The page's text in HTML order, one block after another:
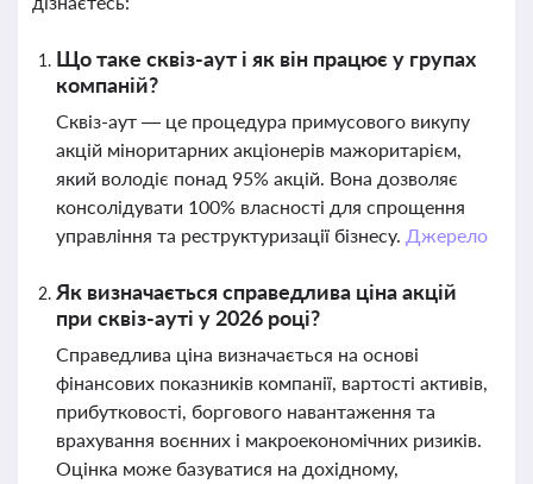
Що таке сквіз-аут і як він працює у групах
компаній?
Сквіз-аут — це процедура примусового викупу
акцій міноритарних акціонерів мажоритарієм,
який володіє понад 95% акцій. Вона дозволяє
консолідувати 100% власності для спрощення
управління та реструктуризації бізнесу. Джерело
Як визначається справедлива ціна акцій
при сквіз-ауті у 2026 році?
Справедлива ціна визначається на основі
фінансових показників компанії, вартості активів,
прибутковості, боргового навантаження та
врахування воєнних і макроекономічних ризиків.
Оцінка може базуватися на дохідному,